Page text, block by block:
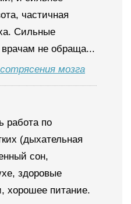
частичная
Сильные
не обраща...
мозга
работа по
(дыхательная
сон,
здоровые
хорошее питание.